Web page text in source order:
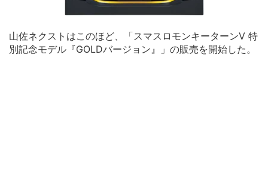
山佐ネクストはこのほど、「スマスロモンキーターンV 特
別記念モデル『GOLDバージョン』」の販売を開始した。